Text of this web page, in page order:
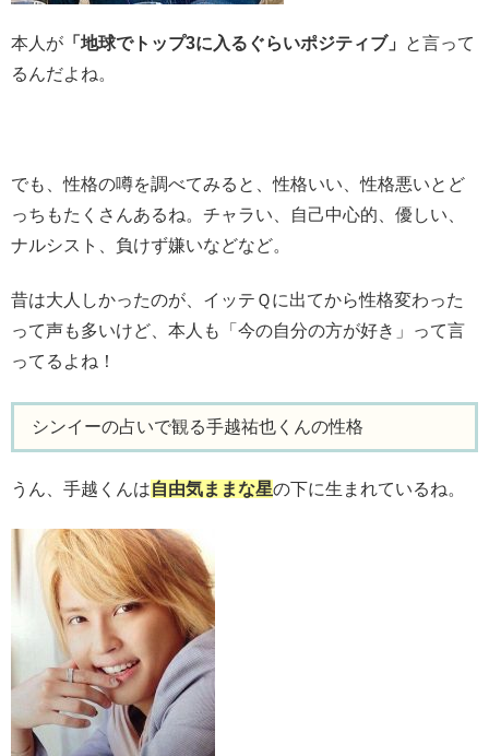
本人が 地球でトップ3に入るぐらいポジティブ
と言って
るんだよね。
でも、性格の噂を調べてみると、性格いい、性格悪いとど
っちもたくさんあるね。チャラい、自己中心的、優しい、
ナルシスト、負けず嫌いなどなど。
昔は大人しかったのが、イッテＱに出てから性格変わった
って声も多いけど、本人も
今の自分の方が好き
って言
ってるよね！
シンイーの占いで観る手越祐也くんの性格
うん、手越くんは自由気ままな星の下に生まれているね。